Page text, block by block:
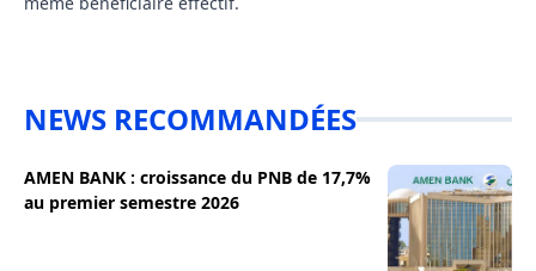
NEWS RECOMMANDÉES
AMEN BANK : croissance du PNB de 17,7%
au premier semestre 2026